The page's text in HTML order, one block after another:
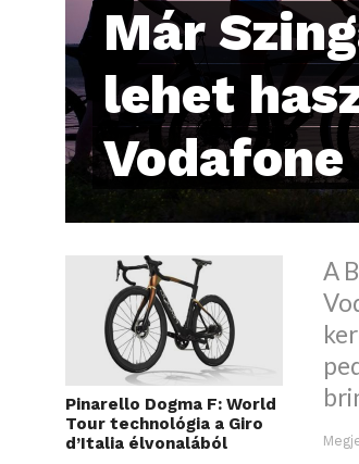
Már
lehet
Pinarello Dogma F: World
Tour technológia a Giro
d’Italia élvonalából
A